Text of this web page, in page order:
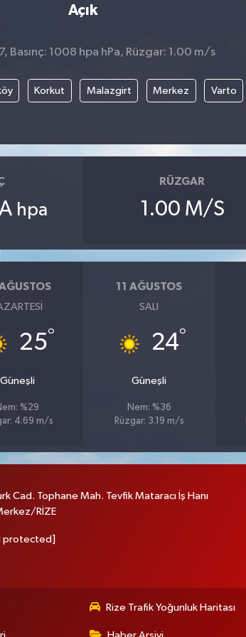
Açık
Basınç: 1008 hpa hPa, Rüzgar: 1.00 m/s
Korkut Malazgirt Merkez Varto
hpa
RÜZGAR
1.00 M/S
25°
Güneşli
%29
4.69 m/s
11 AĞUSTOS
SALI
24°
Güneşli
Nem: %36
Rüzgar: 3.19 m/s
Cad. Tophane Mah. Tevfik Mataracı İş Hanı
RİZE
protected]
Rize Trafik Yoğunluk Haritası